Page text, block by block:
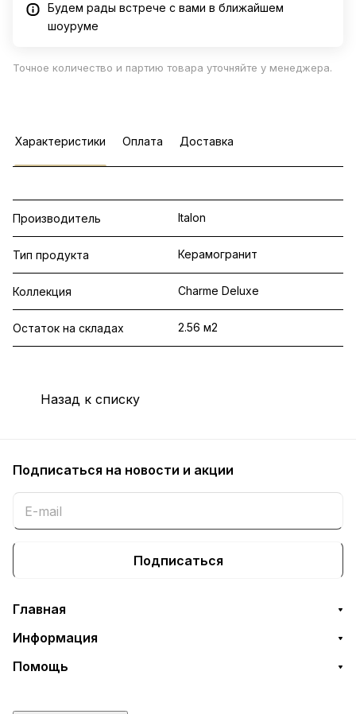
Будем рады встрече с вами в ближайшем
шоуруме
Точное количество и партию товара уточняйте у менеджера.
Характеристики Оплата Доставка
Производитель Italon
Тип продукта Керамогранит
Коллекция Charme Deluxe
Остаток на складах 2.56 м2
Назад к списку
Подписаться на новости и акции
Подписаться
Главная
Информация
Помощь